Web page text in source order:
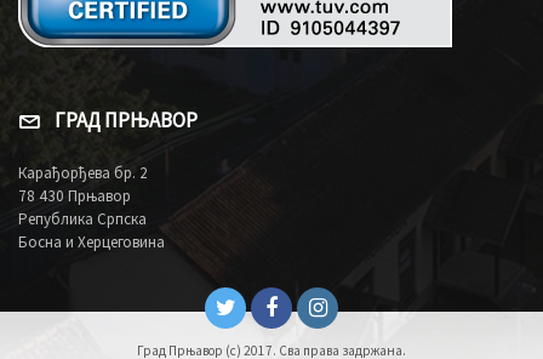
ГРАД ПРЊАВОР
Карађорђева бр. 2
78 430 Прњавор
Република Српска
Босна и Херцеговина
Град Прњавор (c) 2017. Сва права задржана.